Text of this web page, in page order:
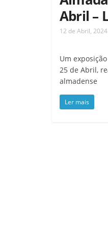
Abril –
12 de Abril, 2024
Um
25 de Abril,
almadense
Ler mais